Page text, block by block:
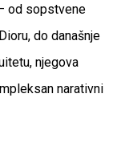
od sopstvene
do današnje
njegova
narativni